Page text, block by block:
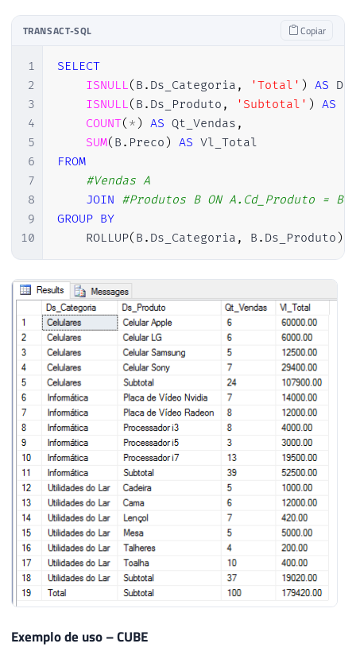
TRANSACT-SQL Copiar
1
2
3
4
5
6
7
8
9
10
SELECT
ISNULL( B . Ds_Categoria , 'Total' ) AS
ISNULL( B . Ds_Produto , 'Subtotal' ) AS
COUNT( * ) AS Qt_Vendas ,
SUM( B . Preco ) AS
FROM
#Vendas A
JOIN #Produtos B ON A.Cd_Produto =
GROUP BY
    ROLLUP
( B . Ds_Categoria , B . Ds_Produto )
Exemplo de uso – CUBE